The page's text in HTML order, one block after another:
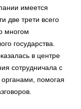
имеется
две трети всего
многом
государства.
в центре
сотрудничала с
помогая